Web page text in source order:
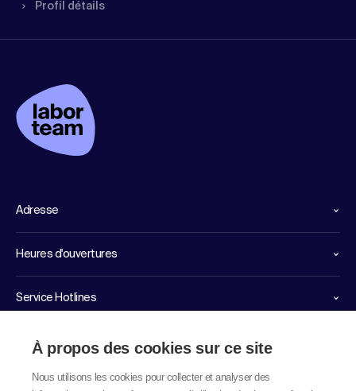
Profil détails
Adresse
Heures d'ouvertures
Service Hotlines
Liens importants
À propos des cookies sur ce site
Nous utilisons les cookies pour collecter et analyser des